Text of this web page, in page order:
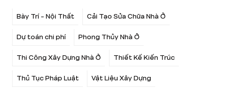
Bày Trí - Nội Thất Cải Tạo Sửa Chữa Nhà Ở
Dự toán chi phí Phong Thủy Nhà Ở
Thi Công Xây Dựng Nhà Ở Thiết Kế Kiến Trúc
Thủ Tục Pháp Luật Vật Liệu Xây Dựng